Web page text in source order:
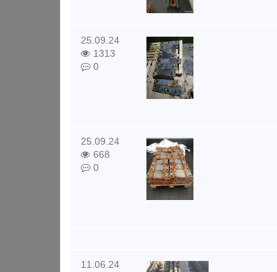
25.09.24
1313
0
25.09.24
668
0
11.06.24